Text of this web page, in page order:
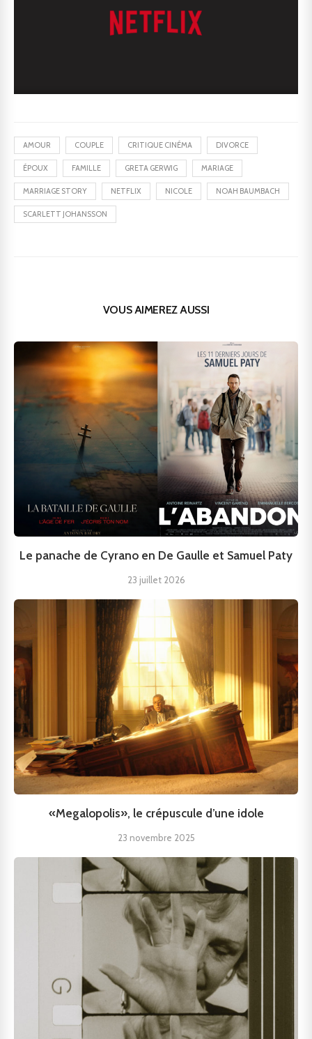
AMOUR COUPLE CRITIQUE CINÉMA DIVORCE
ÉPOUX FAMILLE GRETA GERWIG MARIAGE
MARRIAGE STORY NETFLIX NICOLE NOAH BAUMBACH
SCARLETT JOHANSSON
VOUS AIMEREZ AUSSI
Le panache de Cyrano en De Gaulle et Samuel Paty
23 juillet 2026
«Megalopolis», le crépuscule d’une idole
23 novembre 2025